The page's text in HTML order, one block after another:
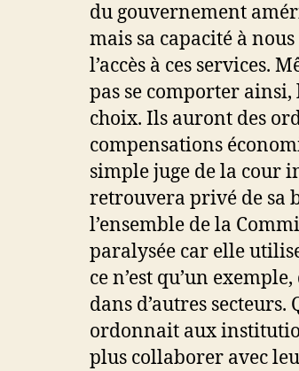
du gouvernement
mais sa capacité à
l’accès à ces services.
pas se comporter
choix. Ils auront des
compensations
simple juge de la cour
retrouvera privé de sa
l’ensemble de la
paralysée car elle
ce n’est qu’un
dans d’autres
ordonnait aux
plus collaborer avec